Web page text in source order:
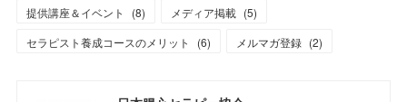
提供講座＆イベント
(8) メディア掲載 (5)
セラピスト養成コースのメリット
(6) メルマガ登録 (2)